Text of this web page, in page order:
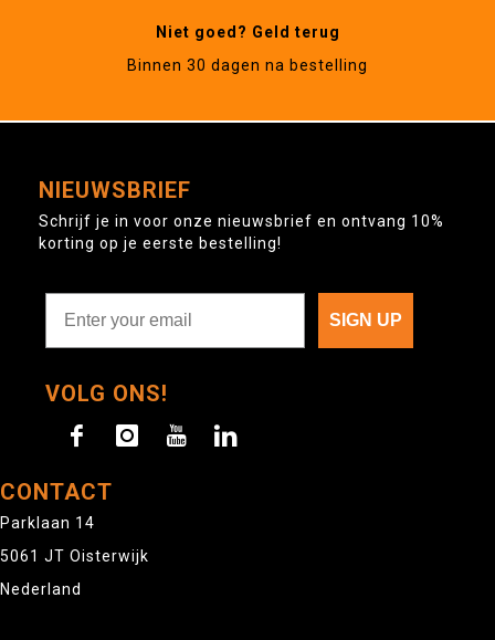
Niet goed? Geld terug
Binnen 30 dagen na bestelling
NIEUWSBRIEF
Schrijf je in voor onze nieuwsbrief en ontvang 10%
korting op je eerste bestelling!
SIGN UP
VOLG ONS!
CONTACT
Parklaan 14
5061 JT Oisterwijk
Nederland